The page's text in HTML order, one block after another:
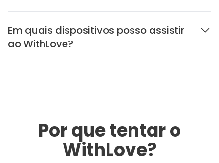
Em quais dispositivos posso assistir
ao WithLove?
Por que tentar o
WithLove?